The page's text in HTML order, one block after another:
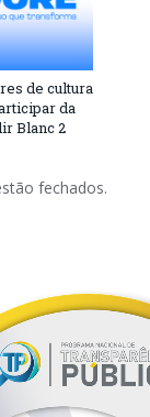
de cultura
da
Blanc 2
fechados.